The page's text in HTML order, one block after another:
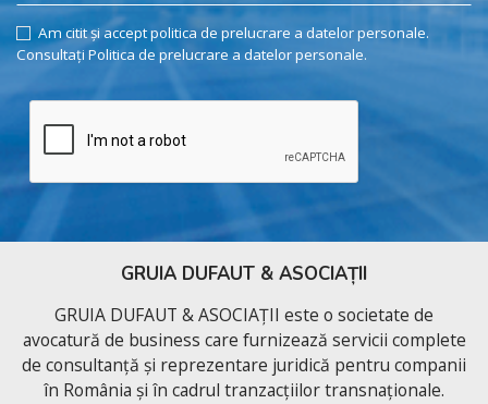
Am citit și accept politica de prelucrare a datelor personale.
Consultați Politica de prelucrare a datelor personale.
GRUIA DUFAUT & ASOCIAȚII
GRUIA DUFAUT & ASOCIAȚII este o societate de
avocatură de business care furnizează servicii complete
de consultanță și reprezentare juridică pentru companii
în România și în cadrul tranzacțiilor transnaționale.